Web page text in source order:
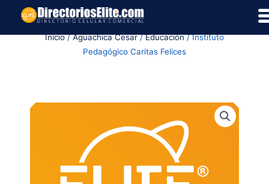
Inicio/Aguachica Cesar/Educación/ Instituto
Pedagógico Caritas Felices